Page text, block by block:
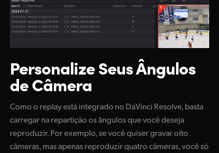
Personalize SeusÂngulos
de Câmera
Como o replay está integrado no DaVinci Resolve, basta
carregar na repartição os ângulos que você deseja
reproduzir. Por exemplo, se você quiser gravar oito
câmeras, mas apenas reproduzir quatro câmeras, você só